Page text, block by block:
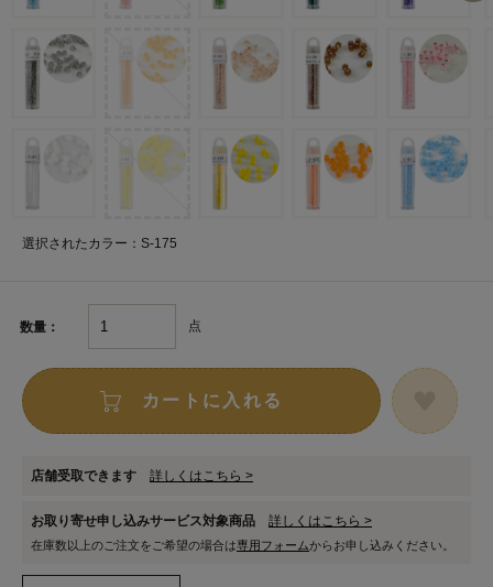
選択されたカラー：S-175
数量： 点
カートに入れる
店舗受取できます 詳しくはこちら >
お取り寄せ申し込みサービス対象商品 詳しくはこちら >
在庫数以上のご注文をご希望の場合は専用フォームからお申し込みください。